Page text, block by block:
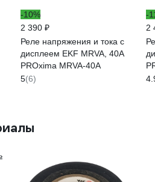
-10%
2 390 ₽
Реле напряжения и тока с
дисплеем EKF MRVA, 40A
PROxima MRVA-40A
5(6)
-
2